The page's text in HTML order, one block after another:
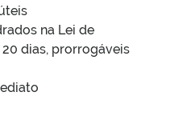
na Lei de
dias, prorrogáveis